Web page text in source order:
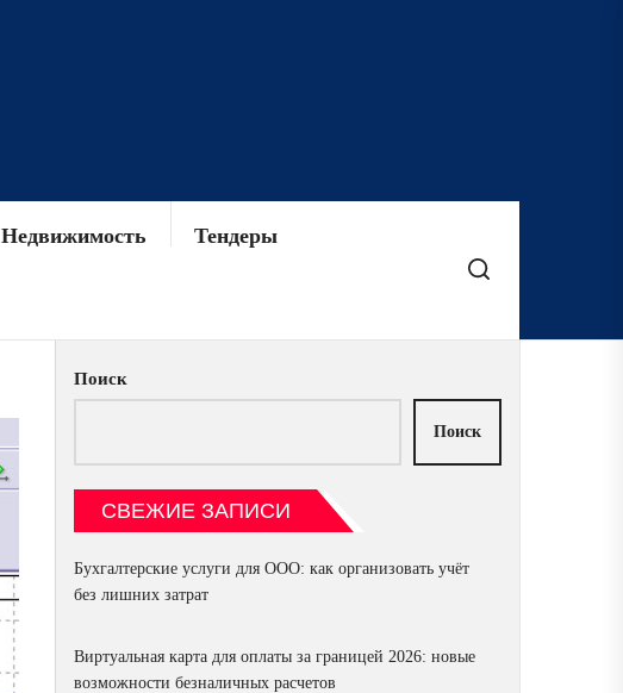
Недвижимость Тендеры
Поиск
Поиск
СВЕЖИЕ ЗАПИСИ
Бухгалтерские услуги для ООО: как организовать учёт
без лишних затрат
Виртуальная карта для оплаты за границей 2026: новые
возможности безналичных расчетов